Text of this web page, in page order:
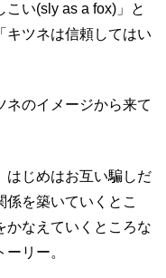
い(sly as a fox)」と
キツネは信頼してはい
ネのイメージから来て
はじめはお互い騙しだ
係を築いていくとこ
かなえていくところな
リー。